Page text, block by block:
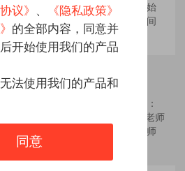
成阶段一的学习内容后，建议开始
时完成剩下的课程内容，在此期间
。
流吗?
跟老师互动： 1、直播课程交流：
学生可以与老师交流 2、学员群老师
实时提问，其他时间课程主讲老师
议》 、
《隐私政策》
的全部内容，同意并
开始使用我们的产品
法使用我们的产品和
同意